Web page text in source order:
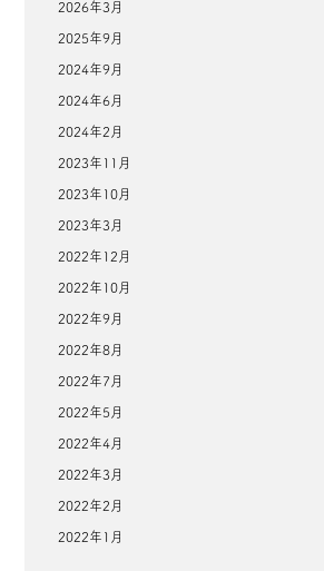
2026年3月
2025年9月
2024年9月
2024年6月
2024年2月
2023年11月
2023年10月
2023年3月
2022年12月
2022年10月
2022年9月
2022年8月
2022年7月
2022年5月
2022年4月
2022年3月
2022年2月
2022年1月